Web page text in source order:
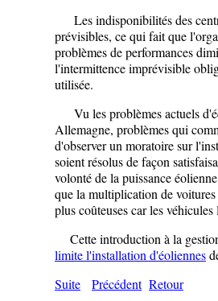
Les indisponibilités des
prévisibles, ce qui fait que
problèmes de performances
l'intermittence imprévisible
utilisée.
Vu les problèmes actuels
Allemagne, problèmes qui
d'observer un moratoire sur
soient résolus de façon
volonté de la puissance
que la multiplication de voitures
plus coûteuses car les
Cette introduction à la
limite l'installation d'éoliennes
Suite
Précédent Retour